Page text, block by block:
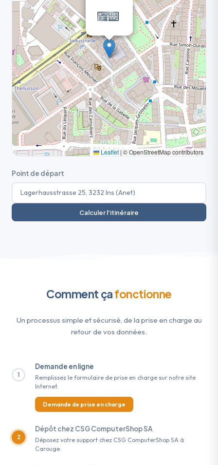
Leaflet | © OpenStreetMap contributors
Point de départ
Calculer l'itinéraire
Comment çafonctionne
Un processus simple et sécurisé, de la prise en charge au
retour de vos données.
1
Demande en ligne
Remplissez le formulaire de prise en charge sur notre site
Internet.
Demande de prise en charge
2
Dépôt chez CSG ComputerShop SA
Déposez votre support chez CSG ComputerShop SA à
Carouge.